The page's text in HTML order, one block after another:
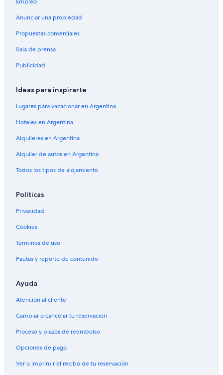
Empleo
Anunciar una propiedad
Propuestas comerciales
Sala de prensa
Publicidad
Ideas para inspirarte
Lugares para vacacionar en Argentina
Hoteles en Argentina
Alquileres en Argentina
Alquiler de autos en Argentina
Todos los tipos de alojamiento
Políticas
Privacidad
Cookies
Términos de uso
Pautas y reporte de contenido
Ayuda
Atención al cliente
Cambiar o cancelar tu reservación
Proceso y plazos de reembolso
Opciones de pago
Ver o imprimir el recibo de tu reservación